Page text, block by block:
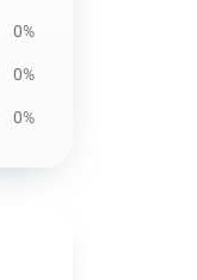
0%
0%
0%